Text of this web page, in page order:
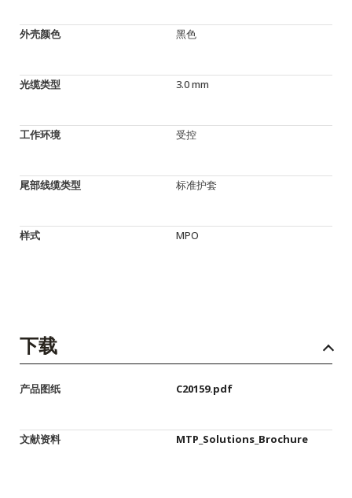
外壳颜色 黑色
光缆类型 3.0 mm
工作环境 受控
尾部线缆类型 标准护套
样式 MPO
下载
产品图纸 C20159.pdf
文献资料 MTP_Solutions_Brochure